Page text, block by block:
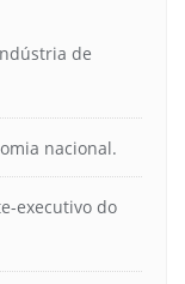
de
nacional.
executivo do